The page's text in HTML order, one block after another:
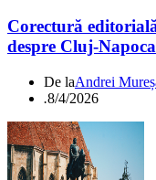
Corectură
despre Cluj-
De laAndrei
.8/4/2026